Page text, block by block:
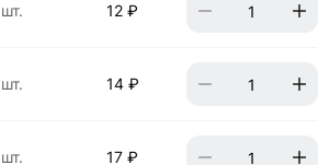
12 ₽
14 ₽
17 ₽